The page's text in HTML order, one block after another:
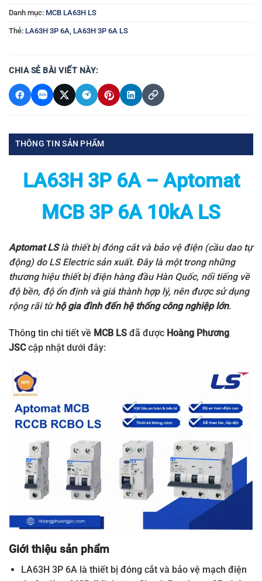
Danh mục: MCB LA63H LS
Thẻ: LA63H 3P 6A, LA63H 3P 6A LS
CHIA SẺ BÀI VIẾT NÀY:
THÔNG TIN SẢN PHẨM
LA63H 3P 6A – Aptomat
MCB 3P 6A 10kA LS
Aptomat LSlà thiết bị đóng cắt và bảo vệ điện (cầu dao tự
động) do LS Electricsản xuất. Đây là một trong những
thương hiệu thiết bị điện hàng đầu Hàn Quốc, nổi tiếng về
độ bền, độ ổn định và giá thành hợp lý, nên được sử dụng
rộng rãi từhộ gia đình đến hệ thống công nghiệp lớn.
Thông tin chi tiết về MCB LS đã được Hoàng Phương
JSCcập nhật dưới đây:
Giới thiệu sản phẩm
LA63H 3P 6A là thiết bị đóng cắt và bảo vệ mạch điện